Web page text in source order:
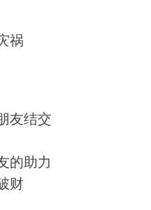
祸
友结交
的助力
财